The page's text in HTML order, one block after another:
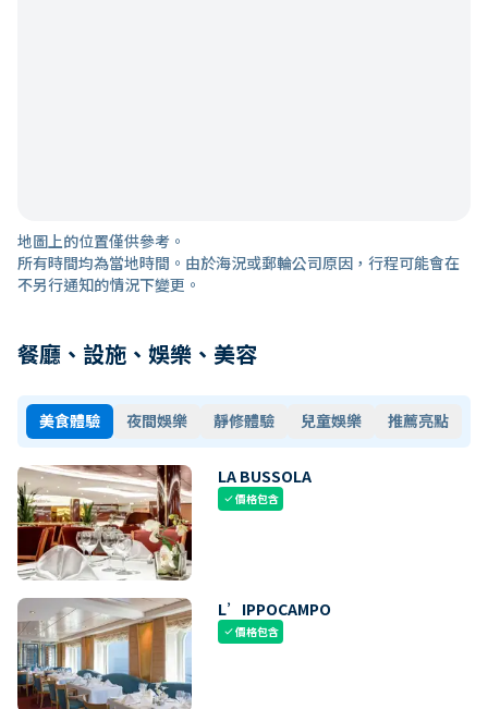
地圖上的位置僅供參考。
所有時間均為當地時間。由於海況或郵輪公司原因，行程可能會在
不另行通知的情況下變更。
餐廳、設施、娛樂、美容
美食體驗 夜間娛樂 靜修體驗 兒童娛樂 推薦亮點
LA BUSSOLA
check價格包含
L’IPPOCAMPO
check價格包含